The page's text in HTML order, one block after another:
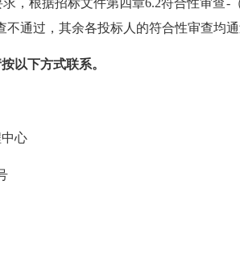
通过，其余各投标人的符合性审查均通
以下方式联系。
心